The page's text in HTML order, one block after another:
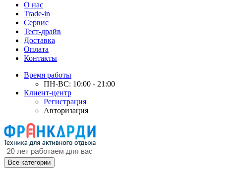
О нас
Trade-in
Сервис
Тест-драйв
Доставка
Оплата
Контакты
Время работы
ПН-ВС: 10:00 - 21:00
Клиент-центр
Регистрация
Авторизация
Все категории